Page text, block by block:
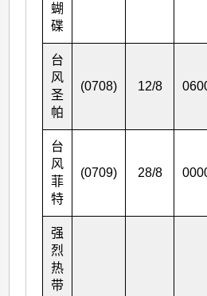
蝴
碟
台
风
圣
帕
(0708) 12/8
台
风
菲
特
(0709) 28/8
强
烈
热
带